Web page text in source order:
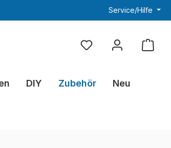
Service/Hilfe
Du hast 0 Produkte
DIY Zubehör Neu